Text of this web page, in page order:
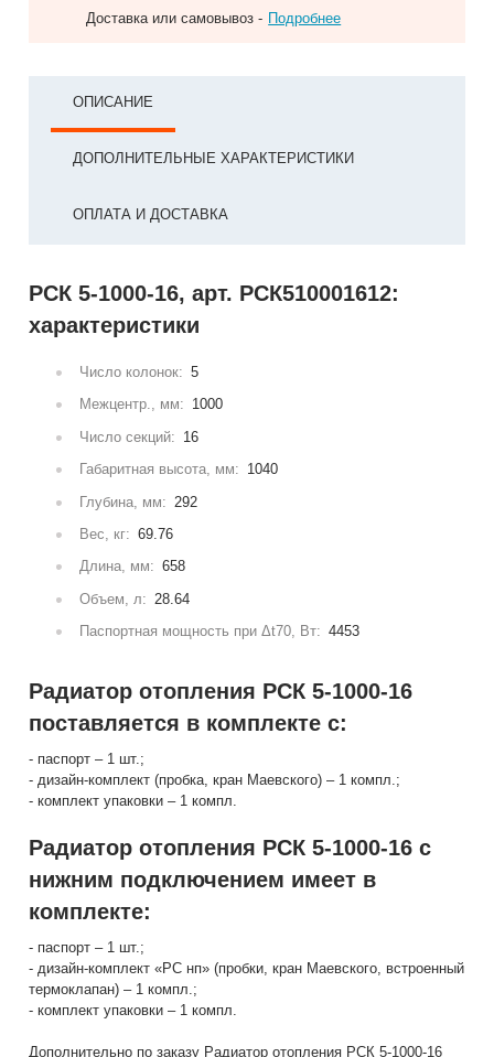
Доставка или самовывоз - Подробнее
ОПИСАНИЕ
ДОПОЛНИТЕЛЬНЫЕ ХАРАКТЕРИСТИКИ
ОПЛАТА И ДОСТАВКА
РСК 5-1000-16, арт. РСК510001612:
характеристики
Число колонок: 5
Межцентр., мм: 1000
Число секций: 16
Габаритная высота, мм: 1040
Глубина, мм: 292
Вес, кг: 69.76
Длина, мм: 658
Объем, л: 28.64
Паспортная мощность при Δt70, Вт: 4453
Радиатор отопления РСК 5-1000-16
поставляется в комплекте с:
- паспорт – 1 шт.;
- дизайн-комплект (пробка, кран Маевского) – 1 компл.;
- комплект упаковки – 1 компл.
Радиатор отопления РСК 5-1000-16 с
нижним подключением имеет в
комплекте:
- паспорт – 1 шт.;
- дизайн-комплект «РС нп» (пробки, кран Маевского, встроенный
термоклапан) – 1 компл.;
- комплект упаковки – 1 компл.
Дополнительно по заказу Радиатор отопления РСК 5-1000-16